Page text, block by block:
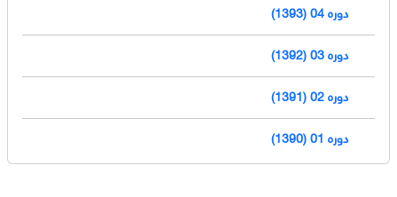
دوره 04 (1393)
دوره 03 (1392)
دوره 02 (1391)
دوره 01 (1390)